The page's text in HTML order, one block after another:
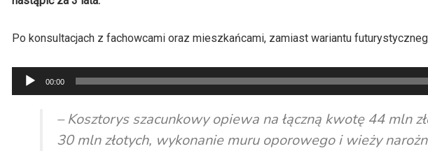
Po konsultacjach z fachowcami oraz mieszkańcami, zamiast wariantu
Odtwarzacz
plików
dźwiękowych
00:00
– Kosztorys szacunkowy opiewa na łączną kwotę 44 mln
30 mln złotych, wykonanie muru oporowego i wieży